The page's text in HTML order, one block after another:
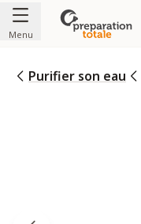
Allez au contenu
Menu
Purifier son eau